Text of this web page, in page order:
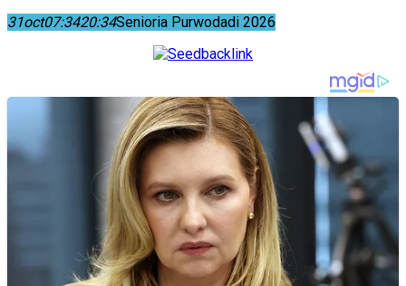
31oct07:3420:34Senioria Purwodadi 2026